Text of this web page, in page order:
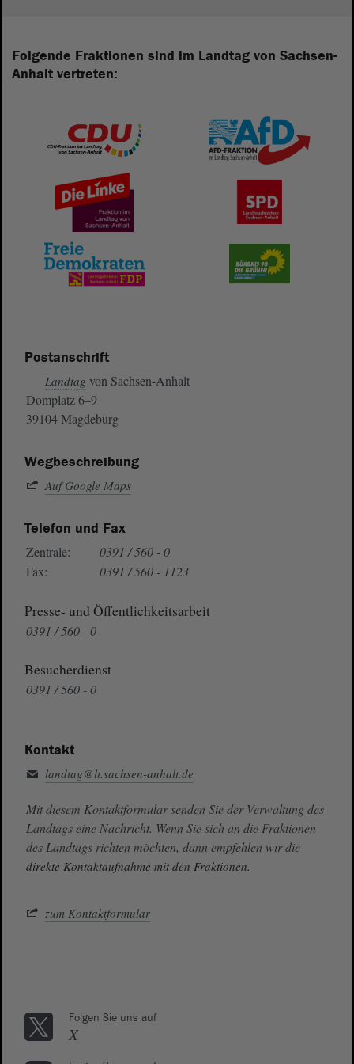
Folgende Fraktionen sind im Landtag von Sachsen-
Anhalt vertreten:
Postanschrift
Landtag von Sachsen-Anhalt
Domplatz 6–9
39104 Magdeburg
Wegbeschreibung
Auf Google Maps
Telefon und Fax
Zentrale:
0391 / 560 - 0
Fax:
0391 / 560 - 1123
Presse- und Öffentlichkeitsarbeit
0391 / 560 - 0
Besucherdienst
0391 / 560 - 0
Kontakt
landtag@lt.sachsen-anhalt.de
Mit diesem Kontaktformular senden Sie der Verwaltung des
Landtags eine Nachricht. Wenn Sie sich an die Fraktionen
des Landtags richten möchten, dann empfehlen wir die
direkte Kontaktaufnahme mit den Fraktionen.
zum Kontaktformular
Folgen Sie uns auf
X